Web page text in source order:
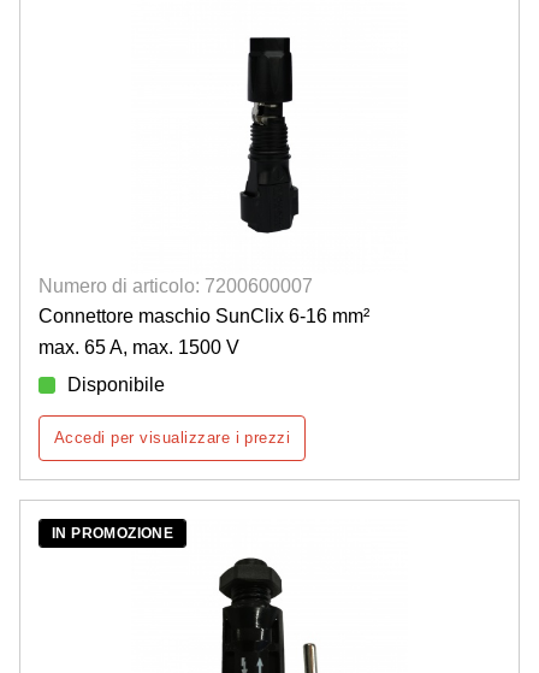
Numero di articolo: 7200600007
Connettore maschio SunClix 6-16 mm²
max. 65 A, max. 1500 V
Disponibile
Accedi per visualizzare i prezzi
IN PROMOZIONE